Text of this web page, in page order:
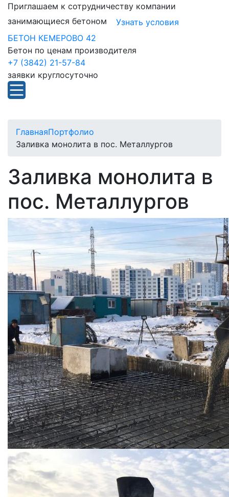
Приглашаем к сотрудничеству компании
занимающиеся бетоном
Узнать условия
БЕТОН КЕМЕРОВО 42
Бетон по ценам производителя
+7 (3842) 21-57-84
заявки круглосуточно
ГлавнаяПортфолио
Заливка монолита в пос. Металлургов
Заливка монолита в
пос. Металлургов